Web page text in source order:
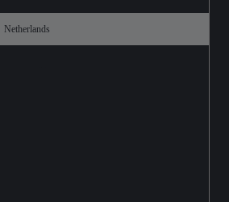
Netherlands